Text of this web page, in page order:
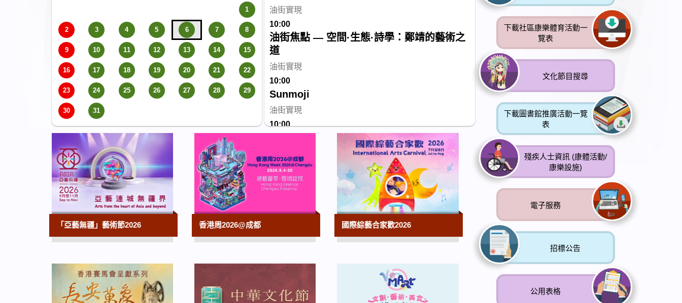
1
2 3 4 5 6 7 8
9 10 11 12 13 14 15
16 17 18 19 20 21 22
23 24 25 26 27 28 29
30 31
油街實現
10:00
油街焦點 — 空間·生態·詩學：鄭靖的藝術之
道
油街實現
10:00
Sunmoji
油街實現
10:00
油街焦點 — 左旋們浴場
10:00
vA! 駐留 — 穿鑿：如果伯活樓......
10:00
循聲覓道展覽系列─香港非物質文化遺產
香港非物質文化遺產中心
花韻詩情：趙少昂花卉與自寫詩選
10:00
「亞藝無疆」藝術節2026 香港周2026@成都 國際綜藝合家歡2026
下載社區康樂體育活動一
覽表
文化節目搜尋
下載圖書館推廣活動一覽
表
殘疾人士資訊 (康體活動/
康樂設施)
電子服務
招標公告
公用表格